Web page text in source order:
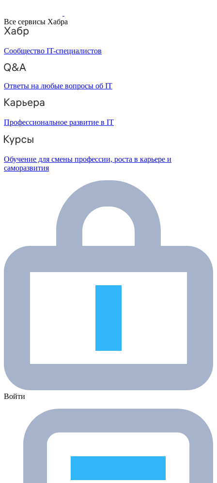
Все сервисы Хабра
Сообщество IT-специалистов
Ответы на любые вопросы об IT
Профессиональное развитие в IT
Обучение для смены профессии, роста в карьере и
саморазвития
Войти